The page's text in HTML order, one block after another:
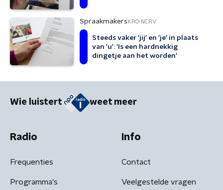
Spraakmakers KRO-NCRV
Steeds vaker 'jij' en 'je' in plaats
van 'u': 'Is een hardnekkig
dingetje aan het worden'
Wie luistert weet meer
Radio
Frequenties
Programma's
Info
Contact
Veelgestelde vragen